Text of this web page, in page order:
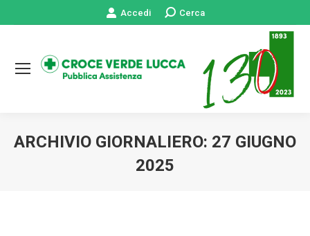
Accedi Cerca:Cerca
ARCHIVIO GIORNALIERO: 27 GIUGNO
2025